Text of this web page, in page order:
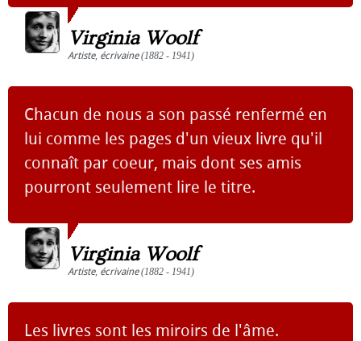
Virginia Woolf
Artiste, écrivaine(1882 - 1941)
Chacun de nous a son passé renfermé en
lui comme les pages d'un vieux livre qu'il
connaît par coeur, mais dont ses amis
pourront seulement lire le titre.
Virginia Woolf
Artiste, écrivaine(1882 - 1941)
Les livres sont les miroirs de l'âme.